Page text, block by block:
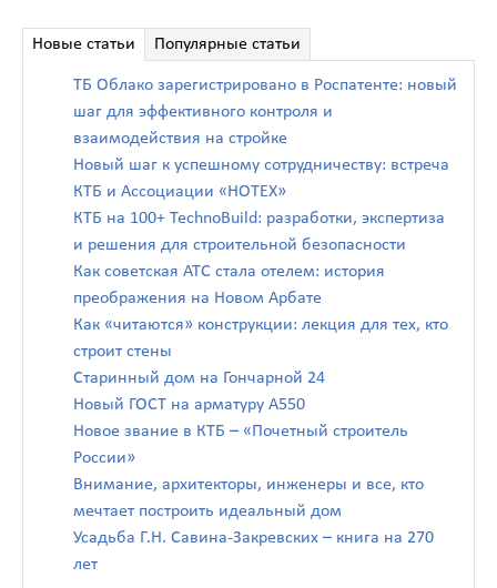
Новые статьи Популярные статьи
ТБ Облако зарегистрировано в Роспатенте: новый
шаг для эффективного контроля и
взаимодействия на стройке
Новый шаг к успешному сотрудничеству: встреча
КТБ и Ассоциации «НОТЕХ»
КТБ на 100+ TechnoBuild: разработки, экспертиза
и решения для строительной безопасности
Как советская АТС стала отелем: история
преображения на Новом Арбате
Как «читаются» конструкции: лекция для тех, кто
строит стены
Старинный дом на Гончарной 24
Новый ГОСТ на арматуру А550
Новое звание в КТБ – «Почетный строитель
России»
Внимание, архитекторы, инженеры и все, кто
мечтает построить идеальный дом
Усадьба Г.Н. Савина-Закревских – книга на 270
лет